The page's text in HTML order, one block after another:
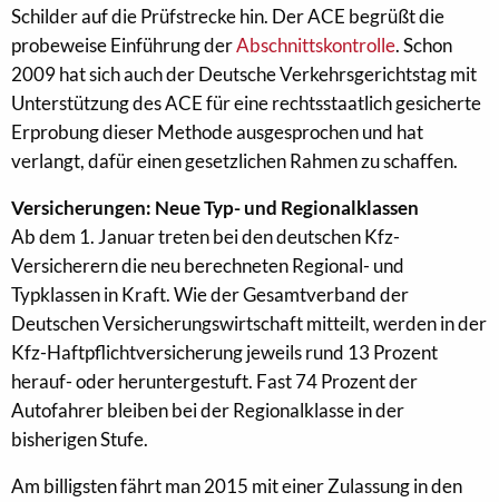
Schilder auf die Prüfstrecke hin. Der ACE begrüßt die
probeweise Einführung derAbschnittskontrolle. Schon
2009 hat sich auch der Deutsche Verkehrsgerichtstag mit
Unterstützung des ACE für eine rechtsstaatlich gesicherte
Erprobung dieser Methode ausgesprochen und hat
verlangt, dafür einen gesetzlichen Rahmen zu schaffen.
Versicherungen: Neue Typ- und Regionalklassen
Ab dem 1. Januar treten bei den deutschen Kfz-
Versicherern die neu berechneten Regional- und
Typklassen in Kraft. Wie der Gesamtverband der
Deutschen Versicherungswirtschaft mitteilt, werden in der
Kfz-Haftpflichtversicherung jeweils rund 13 Prozent
herauf- oder heruntergestuft. Fast 74 Prozent der
Autofahrer bleiben bei der Regionalklasse in der
bisherigen Stufe.
Am billigsten fährt man 2015 mit einer Zulassung in den